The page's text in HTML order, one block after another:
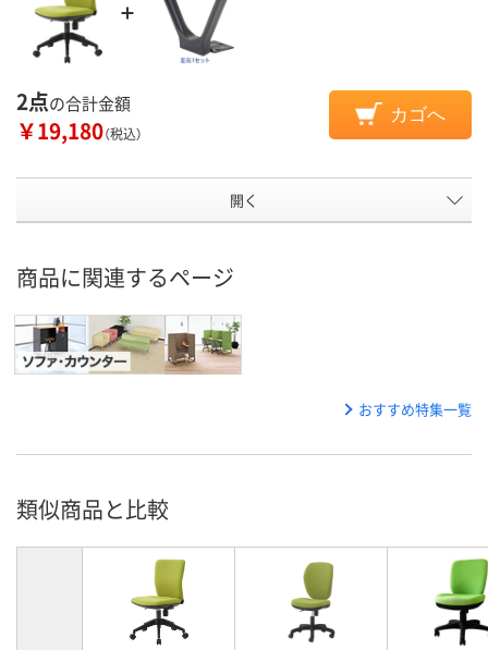
2点の合計金額
￥19,180（税込）
カゴへ
開く
商品に関連するページ
おすすめ特集一覧
類似商品と比較